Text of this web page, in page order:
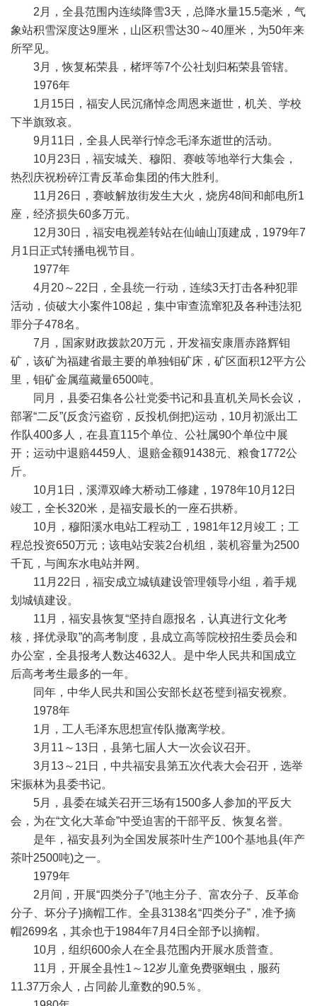
2月，全县范围内连续降雪3天，总降水量15.5毫米，气
象站积雪深度达9厘米，山区积雪达30～40厘米，为50年来
所罕见。
3月，恢复柘荣县，楮坪等7个公社划归柘荣县管辖。
1976年
1月15日，福安人民沉痛悼念周恩来逝世，机关、学校
下半旗致哀。
9月11日，全县人民举行悼念毛泽东逝世的活动。
10月23日，福安城关、穆阳、赛岐等地举行大集会，
热烈庆祝粉碎江青反革命集团的伟大胜利。
11月26日，赛岐解放街发生大火，烧房48间和邮电所1
座，经济损失60多万元。
12月30日，福安电视差转站在仙岫山顶建成，1979年7
月1日正式转播电视节目。
1977年
4月20～22日，全县统一行动，连续3天打击各种犯罪
活动，侦破大小案件108起，集中审查流窜犯及各种违法犯
罪分子478名。
7月，国家财政拨款20万元，开发福安康厝赤路辉钼
矿，该矿为福建省最主要的单独钼矿床，矿区面积12平方公
里，钼矿金属蕴藏量6500吨。
同月，县委召集各公社党委书记和县直机关局长会议，
部署“二反”(反贪污盗窃，反投机倒把)运动，10月初派出工
作队400多人，在县直115个单位、公社属90个单位中展
开；运动中退赔4459人、退赔金额91438元、粮食1772公
斤。
10月1日，溪潭双峰大桥动工修建，1978年10月12日
竣工，全长320米，是福安最长的一座石拱桥。
10月，穆阳溪水电站工程动工，1981年12月竣工；工
程总投资650万元；该电站安装2台机组，装机容量为2500
千瓦，与闽东水电站并网。
11月22日，福安成立城镇建设管理领导小组，着手规
划城镇建设。
11月，福安县恢复“坚持自愿报名，认真进行文化考
核，择优录取”的高考制度，县成立高等院校招生委员会和
办公室，全县报考人数达4632人。是中华人民共和国成立
后高考考生最多的一年。
同年，中华人民共和国公安部长赵苍璧到福安视察。
1978年
1月，工人毛泽东思想宣传队撤离学校。
3月11～13日，县第七届人大一次会议召开。
3月13～21日，中共福安县第五次代表大会召开，选举
宋振林为县委书记。
5月，县委在城关召开三场有1500多人参加的平反大
会，为在“文化大革命”中受迫害的干部平反、恢复名誉。
是年，福安县列为全国发展茶叶生产100个基地县(年产
茶叶2500吨)之一。
1979年
2月间，开展“四类分子”(地主分子、富农分子、反革命
分子、坏分子)摘帽工作。全县3138名“四类分子”，准予摘
帽2699名，其余也于1984年7月4日全部予以摘帽。
10月，组织600余人在全县范围内开展水质普查。
11月，开展全县性1～12岁儿童免费驱蛔虫，服药
11.37万余人，占同龄儿童数的90.5％。